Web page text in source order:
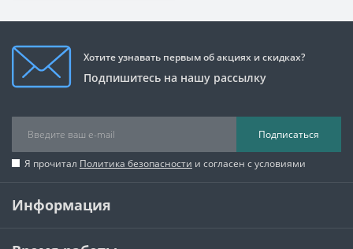
Хотите узнавать первым об акциях и скидках?
Подпишитесь на нашу рассылку
Подписаться
Я прочитал Политика безопасности и согласен с условиями
Информация